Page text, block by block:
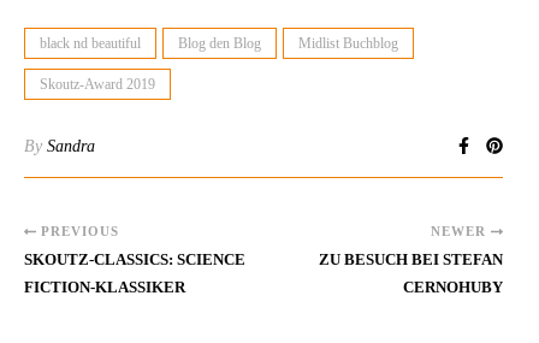
black nd beautiful Blog den Blog Midlist Buchblog
Skoutz-Award 2019
By Sandra
PREVIOUS
SKOUTZ-CLASSICS: SCIENCE
FICTION-KLASSIKER
NEWER
ZU BESUCH BEI STEFAN
CERNOHUBY